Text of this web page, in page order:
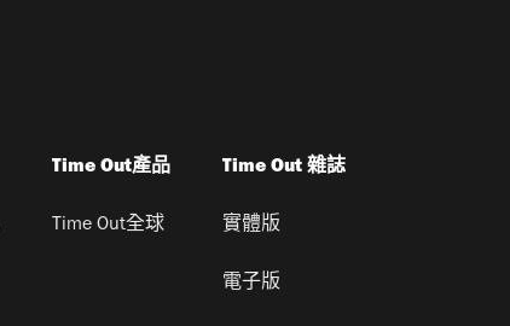
Time Out產品
Time Out全球
Time Out 雜誌
實體版
電子版